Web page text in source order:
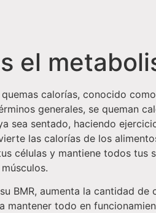
el
calorías, conocido
generales, se queman
sea sentado, haciendo
las calorías de los
células y mantiene todos tus
BMR, aumenta la cantidad de
mantener todo en